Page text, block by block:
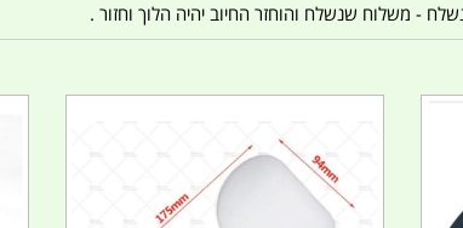
- משלוח שנשלח והוחזר החיוב יהיה הלוך וחזור .